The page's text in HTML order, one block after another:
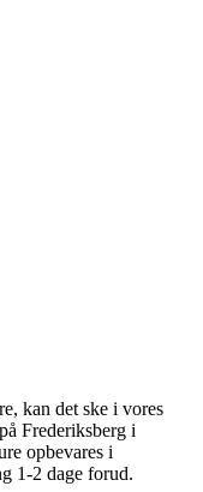
kan det ske i vores
Frederiksberg i
opbevares i
1-2 dage forud.